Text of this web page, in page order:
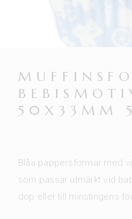
50X33MM
Blåa pappersformar med
som passar utmärkt vid
dop eller till minstingens